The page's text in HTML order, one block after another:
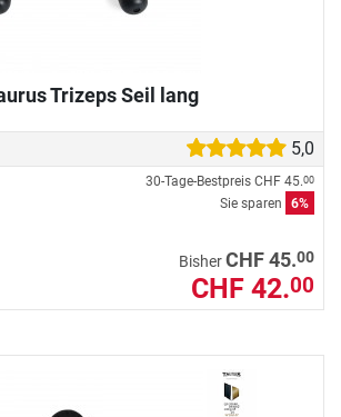
Trizeps Seil lang
5,0
30-Tage-Bestpreis CHF 45.00
Sie sparen 6%
BisherCHF 45.00
CHF 42.00